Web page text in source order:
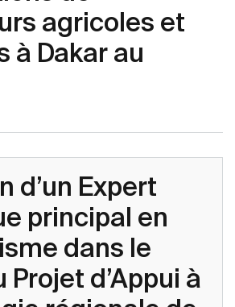
agricoles et
à Dakar au
d’un Expert
principal en
dans le
Projet d’Appui à